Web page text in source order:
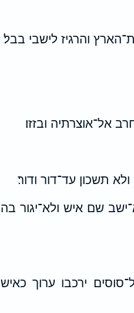
והרגיז לישבי בבל׃
אל־אוצרתיה ובזזו׃
תשכון עד־דור ודור׃
שם איש ולא־יגור בה
ירכבו ערוך כאיש